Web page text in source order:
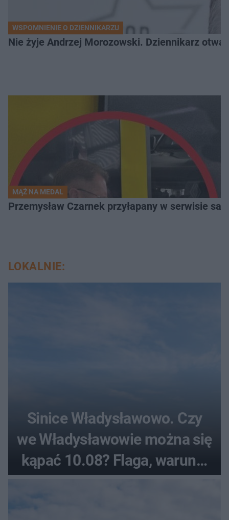
WSPOMNIENIE O DZIENNIKARZU
Nie żyje Andrzej Morozowski. Dziennikarz
MĄŻ NA MEDAL
Przemysław Czarnek przyłapany w serwisie
LOKALNIE:
Sinice Władysławowo. Czy
we Władysławowie można się
kąpać 10.08? Flaga, warunki
pogodowe